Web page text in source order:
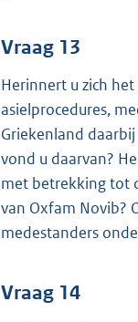
Vraag 13
Herinnert u zich
asielprocedures,
Griekenland
vond u daarvan?
met betrekking tot
van Oxfam Novib?
medestanders
Vraag 14